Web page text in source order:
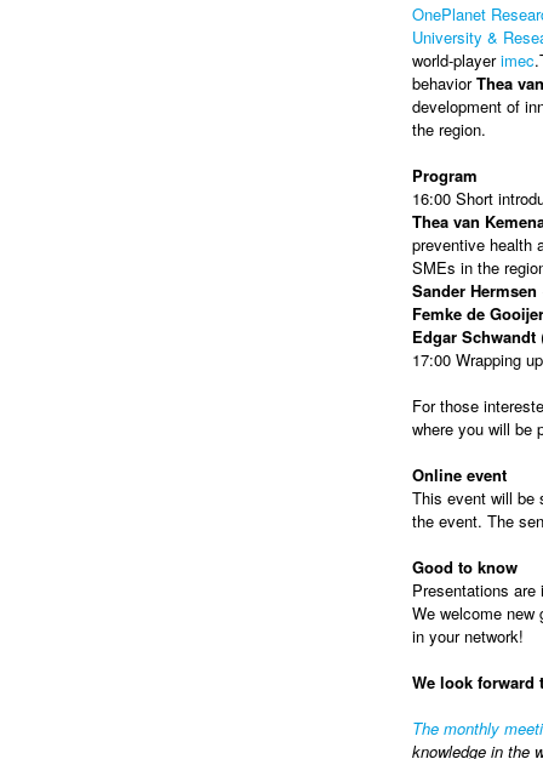
OnePlanet
University &
world-playerimec
behaviorThea
development of
the region.
Program
16:00 Short
Thea van
preventive health
SMEs in the
Sander Hermsen
Femke de Gooijer
Edgar Schwandt
17:00 Wrapping up
For those
where you will be
Online event
This event will be
the event. The
Good to know
Presentations
We welcome
in your network!
We look forward
The monthly
knowledge in the